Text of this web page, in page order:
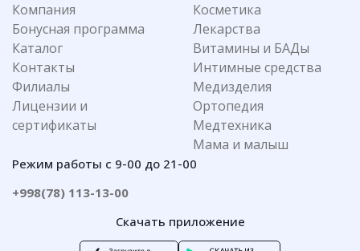
Компания
Бонусная программа
Каталог
Контакты
Филиалы
Лицензии и
сертификаты
Косметика
Лекарства
Витамины и БАДы
Интимные средства
Медизделия
Ортопедия
Медтехника
Мама и малыш
Режим работы с 9-00 до 21-00
+998(78) 113-13-00
Скачать приложение